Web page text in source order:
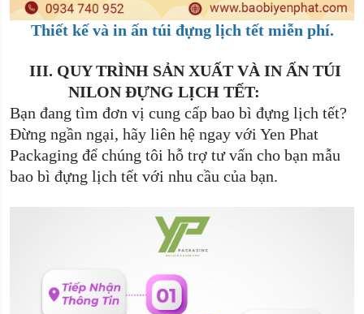
Thiết kế và in ấn túi đựng lịch tết miễn phí.
III. QUY TRÌNH SẢN XUẤT VÀ IN ẤN TÚI
NILON ĐỰNG LỊCH TẾT:
Bạn đang tìm đơn vị cung cấp bao bì đựng lịch tết?
Đừng ngần ngại, hãy liên hệ ngay với Yen Phat
Packaging để chúng tôi hỗ trợ tư vấn cho bạn mẫu
bao bì đựng lịch tết với nhu cầu của bạn.